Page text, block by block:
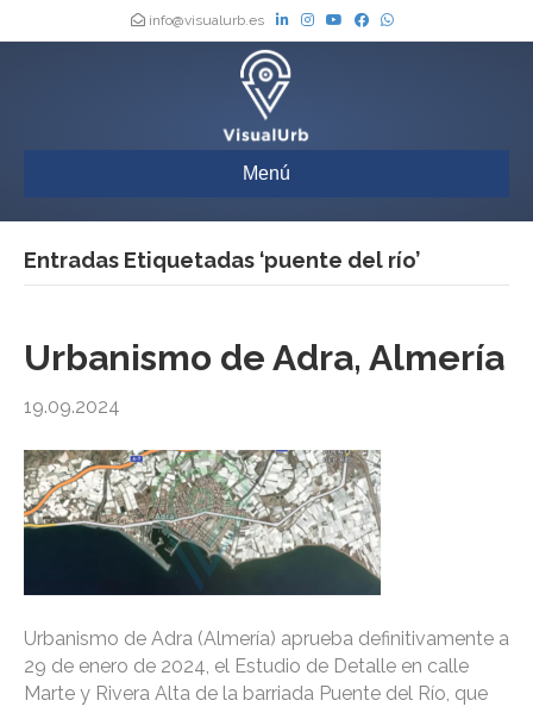
info@visualurb.es
Menú
Entradas Etiquetadas ‘puente del río’
Urbanismo de Adra, Almería
19.09.2024
Urbanismo de Adra (Almería) aprueba definitivamente a
29 de enero de 2024, el Estudio de Detalle en calle
Marte y Rivera Alta de la barriada Puente del Río, que